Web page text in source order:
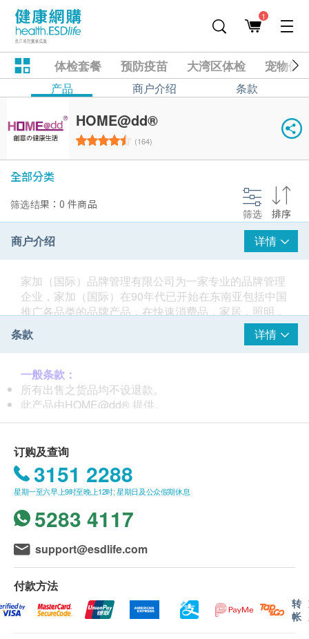
1
体检套餐 预防疫苗 大湾区体检 宠物健
产品 商户介绍 条款
HOME@dd®
(164)
全部分类
筛选结果：0 件商品
筛选 排序
商户介绍 详情
家加（国际）品牌管理有限公司为一家专业的品牌管理
企业，家加（国际）在90年代已开始在东南亚包括中国
推广各品类的品牌产品，在快速消费品，家居，照明，
五金，小家电等累积了宝贵的产品开发和推广经验；经
过多年发展，现致力于为香港消费者带来优质的家居和
个人的健康，潮流，创意产品
条款 详情
一般条款：
所有出售之货品均不设退款。
此产品由HOME@dd® 提供。
送货条款：
购买HOME@dd® 产品总额满HK$150，即可享本地免
费送货服务。账单总额未满HK$150需附加HK$30运
费。
我们将於确定订单後5个工作天内安排发货。
不排除运送时间会因节日而有所影响。当八号烈风讯号
悬掛或黑色暴雨警告生效时，送货服务时间将会延迟。
所有订单须视乎相关货品的供应情况再作最後确认。倘
若生活易未能提供任何订单上的货品，生活易有权拒绝
接受该订单，并且会於送货前透过电话或电邮通知顾客
再作安排。
订购及查询
3151 2288
星期一至六早上9时至晚上12时; 星期日及公众假期休息
5283 4117
support@esdlife.com
付款方法
转
帐